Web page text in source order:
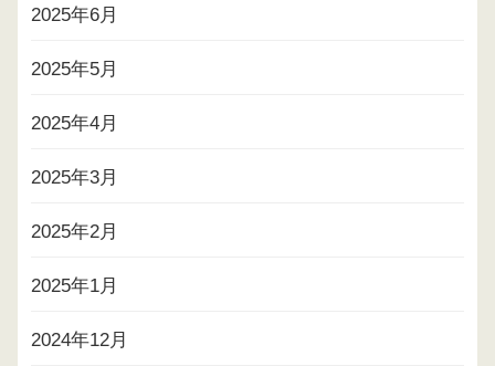
2025年6月
2025年5月
2025年4月
2025年3月
2025年2月
2025年1月
2024年12月